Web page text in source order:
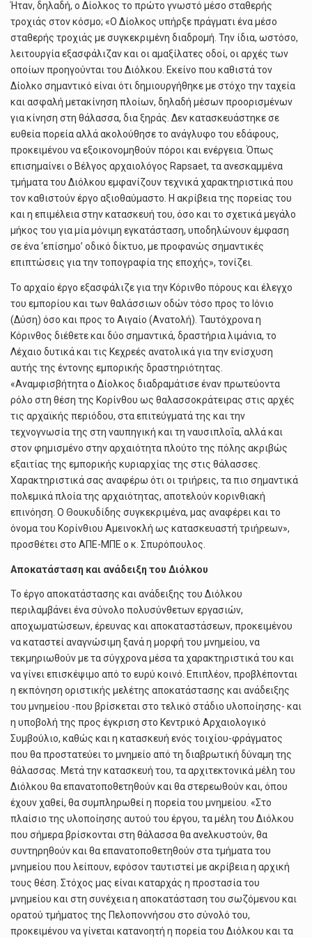
Ήταν, δηλαδή, ο Δίολκος το πρώτο γνωστό μέσο σταθερής
τροχιάς στον κόσμο; «Ο Δίολκος υπήρξε πράγματι ένα μέσο
σταθερής τροχιάς με συγκεκριμένη διαδρομή. Την ίδια, ωστόσο,
λειτουργία εξασφάλιζαν και οι αμαξίλατες οδοί, οι αρχές των
οποίων προηγούνται του Διόλκου. Εκείνο που καθιστά τον
Δίολκο σημαντικό είναι ότι δημιουργήθηκε με στόχο την ταχεία
και ασφαλή μετακίνηση πλοίων, δηλαδή μέσων προορισμένων
για κίνηση στη θάλασσα, δια ξηράς. Δεν κατασκευάστηκε σε
ευθεία πορεία αλλά ακολούθησε το ανάγλυφο του εδάφους,
προκειμένου να εξοικονομηθούν πόροι και ενέργεια. Όπως
επισημαίνει ο Βέλγος αρχαιολόγος Rapsaet, τα ανεσκαμμένα
τμήματα του Διόλκου εμφανίζουν τεχνικά χαρακτηριστικά που
τον καθιστούν έργο αξιοθαύμαστο. Η ακρίβεια της πορείας του
και η επιμέλεια στην κατασκευή του, όσο και το σχετικά μεγάλο
μήκος του για μία μόνιμη εγκατάσταση, υποδηλώνουν έμφαση
σε ένα ‘επίσημο’ οδικό δίκτυο, με προφανώς σημαντικές
επιπτώσεις για την τοπογραφία της εποχής», τονίζει.
Το αρχαίο έργο εξασφάλιζε για την Κόρινθο πόρους και έλεγχο
του εμπορίου και των θαλάσσιων οδών τόσο προς το Ιόνιο
(Δύση) όσο και προς το Αιγαίο (Ανατολή). Ταυτόχρονα η
Κόρινθος διέθετε και δύο σημαντικά, δραστήρια λιμάνια, το
Λέχαιο δυτικά και τις Κεχρεές ανατολικά για την ενίσχυση
αυτής της έντονης εμπορικής δραστηριότητας.
«Αναμφισβήτητα ο Δίολκος διαδραμάτισε έναν πρωτεύοντα
ρόλο στη θέση της Κορίνθου ως θαλασσοκράτειρας στις αρχές
τις αρχαϊκής περιόδου, στα επιτεύγματά της και την
τεχνογνωσία της στη ναυπηγική και τη ναυσιπλοΐα, αλλά και
στον φημισμένο στην αρχαιότητα πλούτο της πόλης ακριβώς
εξαιτίας της εμπορικής κυριαρχίας της στις θάλασσες.
Χαρακτηριστικά σας αναφέρω ότι οι τριήρεις, τα πιο σημαντικά
πολεμικά πλοία της αρχαιότητας, αποτελούν κορινθιακή
επινόηση. Ο Θουκυδίδης συγκεκριμένα, μας αναφέρει και το
όνομα του Κορίνθιου Αμεινοκλή ως κατασκευαστή τριήρεων»,
προσθέτει στο ΑΠΕ-ΜΠΕ ο κ. Σπυρόπουλος.
Αποκατάσταση και ανάδειξη του Διόλκου
Το έργο αποκατάστασης και ανάδειξης του Διόλκου
περιλαμβάνει ένα σύνολο πολυσύνθετων εργασιών,
αποχωματώσεων, έρευνας και αποκαταστάσεων, προκειμένου
να καταστεί αναγνώσιμη ξανά η μορφή του μνημείου, να
τεκμηριωθούν με τα σύγχρονα μέσα τα χαρακτηριστικά του και
να γίνει επισκέψιμο από το ευρύ κοινό. Επιπλέον, προβλέπονται
η εκπόνηση οριστικής μελέτης αποκατάστασης και ανάδειξης
του μνημείου -που βρίσκεται στο τελικό στάδιο υλοποίησης- και
η υποβολή της προς έγκριση στο Κεντρικό Αρχαιολογικό
Συμβούλιο, καθώς και η κατασκευή ενός τοιχίου-φράγματος
που θα προστατεύει το μνημείο από τη διαβρωτική δύναμη της
θάλασσας. Μετά την κατασκευή του, τα αρχιτεκτονικά μέλη του
Διόλκου θα επανατοποθετηθούν και θα στερεωθούν και, όπου
έχουν χαθεί, θα συμπληρωθεί η πορεία του μνημείου. «Στο
πλαίσιο της υλοποίησης αυτού του έργου, τα μέλη του Διόλκου
που σήμερα βρίσκονται στη θάλασσα θα ανελκυστούν, θα
συντηρηθούν και θα επανατοποθετηθούν στα τμήματα του
μνημείου που λείπουν, εφόσον ταυτιστεί με ακρίβεια η αρχική
τους θέση. Στόχος μας είναι καταρχάς η προστασία του
μνημείου και στη συνέχεια η αποκατάσταση του σωζόμενου και
ορατού τμήματος της Πελοποννήσου στο σύνολό του,
προκειμένου να γίνεται κατανοητή η πορεία του Διόλκου και τα